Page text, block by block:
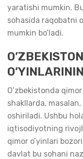
yaratishi mumkin.
sohasida raqobatni
mumkin bo’ladi.
O’zbekistonda
shakllarda,
oshiriladi. Ushbu
iqtisodiyotning
qimor o’yinlari
davlat bu sohani